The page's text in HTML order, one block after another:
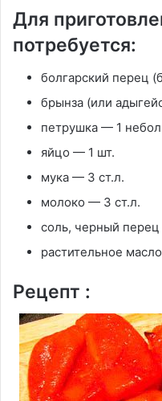
Для
потребуется:
болгарский перец
брынза (или
петрушка — 1
яйцо — 1 шт.
мука — 3 ст.л.
молоко — 3 ст.л.
соль, черный
растительное
Рецепт :